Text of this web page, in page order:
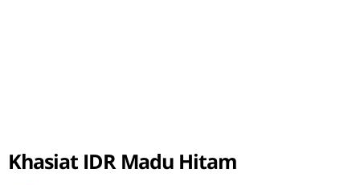
Khasiat IDR Madu Hitam